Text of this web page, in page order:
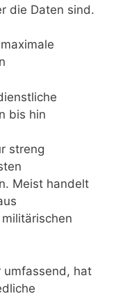
die Daten sind.
bis hin
streng
Meist handelt
umfassend, hat